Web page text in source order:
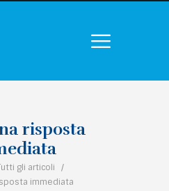
risposta
gli articoli
immediata